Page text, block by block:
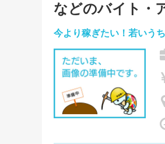
などのバイト・
今より稼ぎたい！若いう